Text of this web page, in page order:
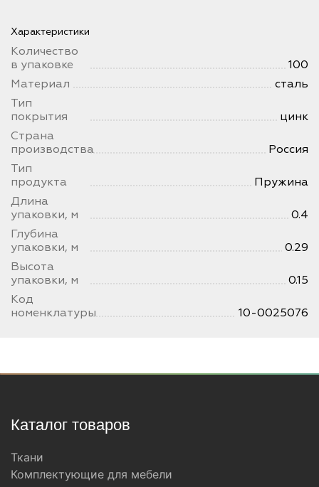
Характеристики
Количество
в упаковке
100
Материал
сталь
Тип
покрытия
цинк
Страна
производства
Россия
Тип
продукта
Пружина
Длина
упаковки, м
0.4
Глубина
упаковки, м
0.29
Высота
упаковки, м
0.15
Код
номенклатуры
10-0025076
Каталог товаров
Ткани
Комплектующие для мебели